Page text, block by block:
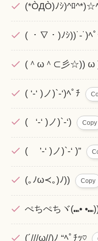
(*ÒДÒ)ﾉｼ)^ﾛ^*)☆
( ・∇・)ﾉｼ))˙-˙)ﾍ
(＾ω＾⊂彡☆)) ω )
( ‘-‘ )ノ)`-‘)ﾍﾟﾁ
( ‘-‘ )ノ)`-‘) Copy
( ’-‘ )ノ)`-‘ )”
(｡ﾉω≺｡)ﾉ)) Copy
ぺちぺちヾ(⑉•
(´///ω//)ﾉ “ﾍﾟﾁｯ♡